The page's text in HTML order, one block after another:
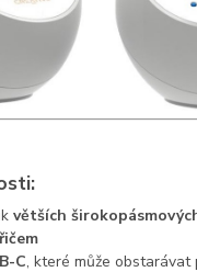
větších
C, které může obstarávat